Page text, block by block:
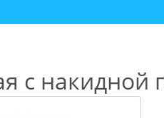
с накидной